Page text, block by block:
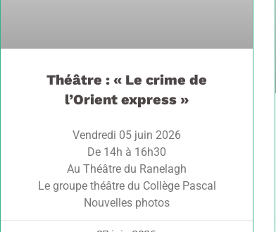
Théâtre : « Le crime de
l’Orient express »
Vendredi 05 juin 2026
De 14h à 16h30
Au Théâtre du Ranelagh
Le groupe théâtre du Collège Pascal
Nouvelles photos